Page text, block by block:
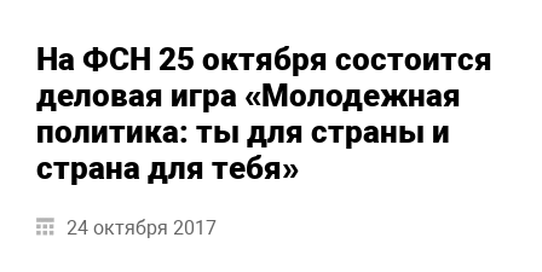
На ФСН 25 октября состоится
деловая игра «Молодежная
политика: ты для страны и
страна для тебя»
24 октября 2017